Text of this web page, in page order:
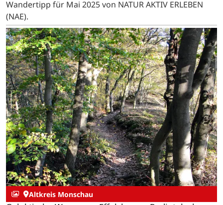
Wandertipp für Mai 2025 von NATUR AKTIV ERLEBEN
(NAE).
Altkreis Monschau